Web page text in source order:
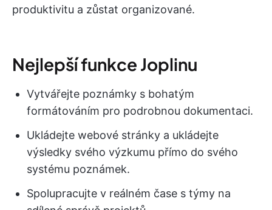
produktivitu a zůstat organizované.
Nejlepší funkce Joplinu
Vytvářejte poznámky s bohatým
formátováním pro podrobnou dokumentaci.
Ukládejte webové stránky a ukládejte
výsledky svého výzkumu přímo do svého
systému poznámek.
Spolupracujte v reálném čase s týmy na